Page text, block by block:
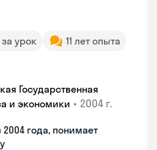
за урок
11 лет опыта
Государственная
и экономики • 2004 г.
года, понимает